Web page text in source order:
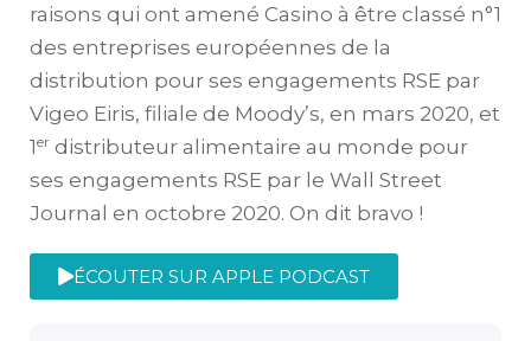
raisons qui ont amené Casino à être classé n°1
des entreprises européennes de la
distribution pour ses engagements RSE par
Vigeo Eiris, filiale de Moody’s, en mars 2020, et
1er distributeur alimentaire au monde pour
ses engagements RSE par le Wall Street
Journal en octobre 2020. On dit bravo !
ÉCOUTER SUR APPLE PODCAST